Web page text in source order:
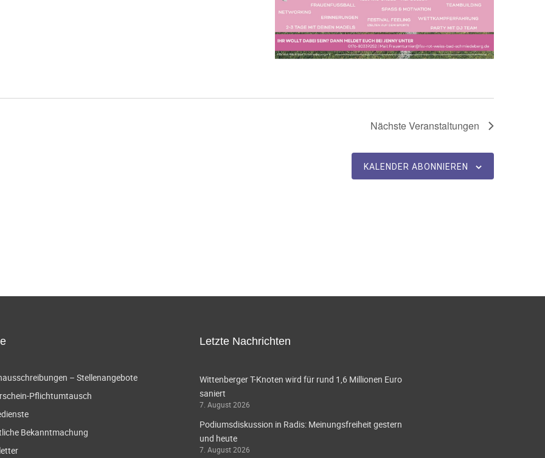
NächsteVeranstaltungen
KALENDER ABONNIEREN
– Stellenangebote
Pflichtumtausch
Bekanntmachung
Letzte Nachrichten
Wittenberger T-Knoten wird für rund 1,6 Millionen Euro
saniert
7. August 2026
Podiumsdiskussion in Radis: Meinungsfreiheit gestern
und heute
7. August 2026